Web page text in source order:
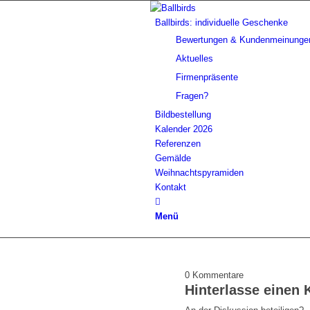
Ballbirds: individuelle Geschenke
Bewertungen &
Aktuelles
Firmenpräsente
Fragen?
Bildbestellung
Kalender 2026
Referenzen
Gemälde
Weihnachtspyramiden
Kontakt
Menü
0 Kommentare
Hinterlasse einen